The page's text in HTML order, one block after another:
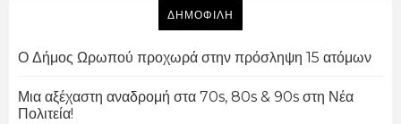
ΔΗΜΟΦΙΛΗ
Ο Δήμος Ωρωπού προχωρά στην πρόσληψη 15 ατόμων
Μια αξέχαστη αναδρομή στα 70s, 80s & 90s στη Νέα
Πολιτεία!